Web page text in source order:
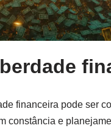
financeira pode ser
constância e